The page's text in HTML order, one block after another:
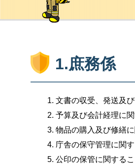
1.庶務係
文書の収受、発送及
予算及び会計経理に関
物品の購入及び修繕に
庁舎の保守管理に関す
公印の保管に関するこ